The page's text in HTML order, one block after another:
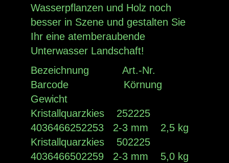
Wasserpflanzen und Holz noch
besser in Szene und gestalten Sie
Ihr eine atemberaubende
Unterwasser Landschaft!
Bezeichnung Art.-Nr.
Barcode Körnung
Gewicht
Kristallquarzkies 252225
4036466252253 2-3 mm 2,5 kg
Kristallquarzkies 502225
4036466502259 2-3 mm 5,0 kg